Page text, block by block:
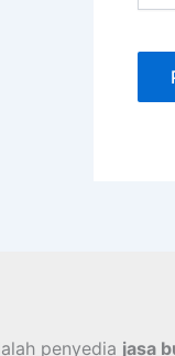
penyedia jasa